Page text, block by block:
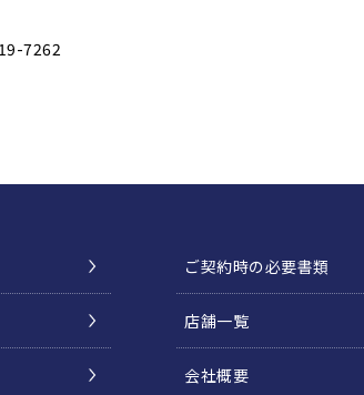
7262
ご契約時の必要書類
店舗一覧
会社概要